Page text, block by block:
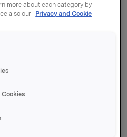
500g
more about each category by
also our
Privacy and Cookie